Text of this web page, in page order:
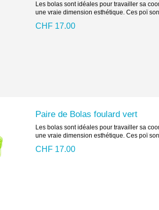
Les bolas sont idéales pour travailler sa
une vraie dimension esthétique. Ces poï
CHF 17.00
Paire de Bolas foulard vert
Les bolas sont idéales pour travailler sa
une vraie dimension esthétique. Ces poï
CHF 17.00